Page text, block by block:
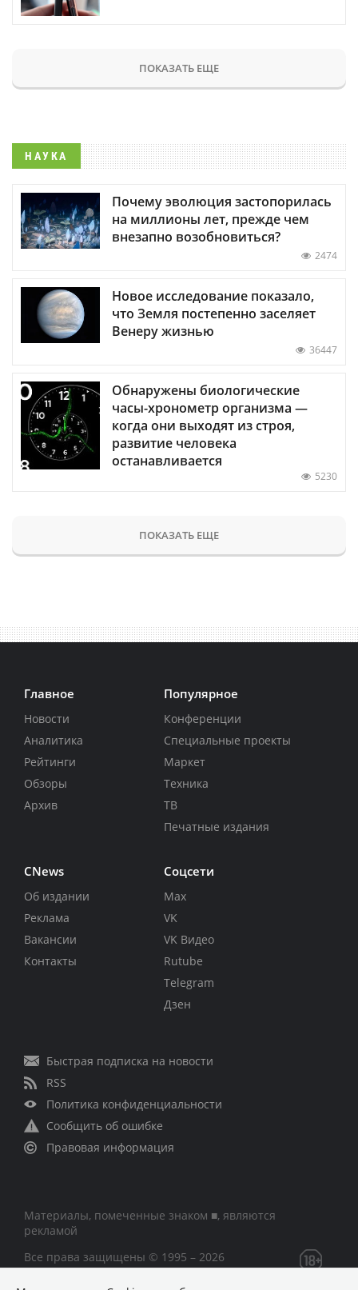
ПОКАЗАТЬ ЕЩЕ
НАУКА
Почему эволюция застопорилась
на миллионы лет, прежде чем
внезапно возобновиться?
2474
Новое исследование показало,
что Земля постепенно заселяет
Венеру жизнью
36447
Обнаружены биологические
часы-хронометр организма —
когда они выходят из строя,
развитие человека
останавливается
5230
ПОКАЗАТЬ ЕЩЕ
Главное
Новости
Аналитика
Рейтинги
Обзоры
Архив
Популярное
Конференции
Специальные проекты
Маркет
Техника
ТВ
Печатные издания
CNews
Об издании
Реклама
Вакансии
Контакты
Соцсети
Max
VK
VK Видео
Rutube
Telegram
Дзен
Быстрая подписка на новости
RSS
Политика конфиденциальности
Сообщить об ошибке
Правовая информация
Материалы, помеченные знаком ■, являются
рекламой
Все права защищены © 1995 – 2026